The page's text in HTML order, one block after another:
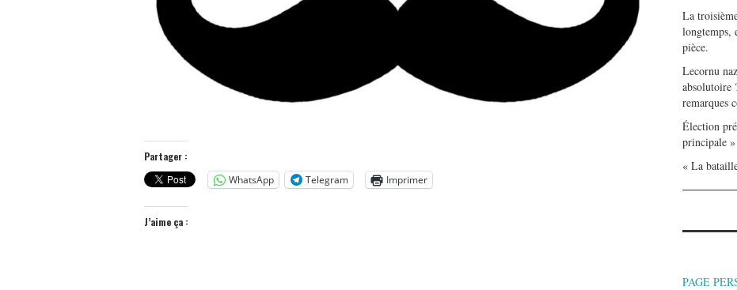
Partager :
WhatsApp
Telegram Imprimer
J’aime ça :
La
longtemps,
pièce.
Lecornu
absolutoire
remarques
Élection
principale
« La
PAGE